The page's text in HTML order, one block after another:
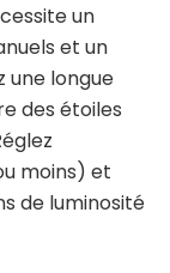
un
et un
une longue
des étoiles
moins) et
de luminosité